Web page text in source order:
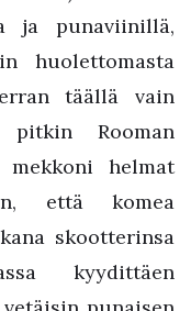
ja punaviinillä,
huolettomasta
täällä vain
Rooman
helmat
että komea
skootterinsa
kyydittäen